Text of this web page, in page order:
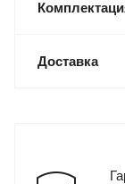
Доставка